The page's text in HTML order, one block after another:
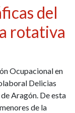
del
rotativa
Ocupacional en
Delicias
Aragón. De esta
de la